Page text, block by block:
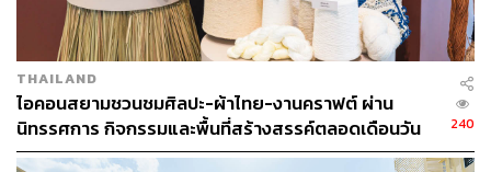
การลงทุนในบริษัท Allnex ผู้นำระดับโลกด้านการผลิต
สารเคลือบและสารเติมแต่งที่เป็นมิตรต่อสิ่งแวดล้อม
การปลูกและฟื้นฟูป่าสำหรับการชดเชยคาร์บอน
S – Social (ด้านสังคม)
THAILAND
ไอคอนสยามชวนชมศิลปะ-ผ้าไทย-งานคราฟต์ ผ่าน
นิทรรศการ กิจกรรมและพื้นที่สร้างสรรค์ตลอดเดือนวัน
แม่ [ADVERTORIAL]
240